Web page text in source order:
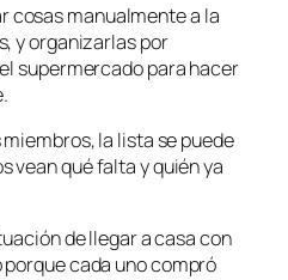
cosas manualmente a la
y organizarlas por
supermercado para hacer
la lista se puede
vean qué falta y quién ya
de llegar a casa con
cada uno compró